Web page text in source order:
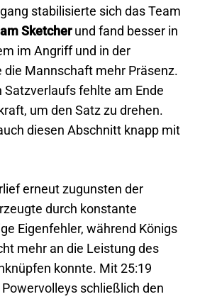
stabilisierte sich das Team
Sketcherund fand besser in
im Angriff und in der
die Mannschaft mehr Präsenz.
Satzverlaufs fehlte am Ende
um den Satz zu drehen.
diesen Abschnitt knapp mit
erneut zugunsten der
durch konstante
Eigenfehler, während Königs
mehr an die Leistung des
konnte. Mit 25:19
schließlich den